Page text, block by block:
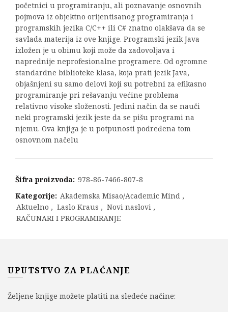
početnici u programiranju, ali poznavanje osnovnih
pojmova iz objektno orijentisanog programiranja i
programskih jezika C/C++ ili C# znatno olakšava da se
savlada materija iz ove knjige. Programski jezik Java
izložen je u obimu koji može da zadovoljava i
naprednije neprofesionalne programere. Od ogromne
standardne biblioteke klasa, koja prati jezik Java,
objašnjeni su samo delovi koji su potrebni za efikasno
programiranje pri rešavanju većine problema
relativno visoke složenosti. Jedini način da se nauči
neki programski jezik jeste da se pišu programi na
njemu. Ova knjiga je u potpunosti podređena tom
osnovnom načelu
Šifra proizvoda: 978-86-7466-807-8
Kategorije: Akademska Misao/Academic Mind ,
Aktuelno , Laslo Kraus , Novi naslovi ,
RAČUNARI I PROGRAMIRANJE
UPUTSTVO ZA PLAĆANJE
Željene knjige možete platiti na sledeće načine: